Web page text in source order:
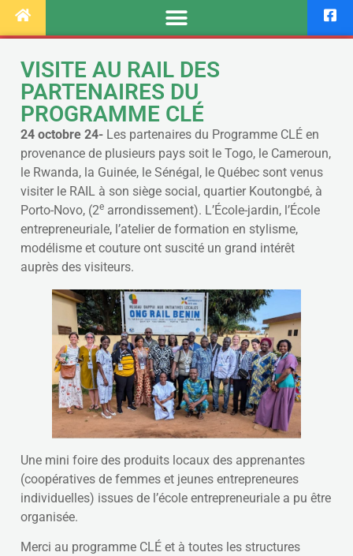
VISITE AU RAIL DES
PARTENAIRES DU
PROGRAMME CLÉ
24 octobre 24- Les partenaires du Programme CLÉ en
provenance de plusieurs pays soit le Togo, le Cameroun,
le Rwanda, la Guinée, le Sénégal, le Québec sont venus
visiter le RAIL à son siège social, quartier Koutongbé, à
Porto-Novo, (2e arrondissement). L’École-jardin, l’École
entrepreneuriale, l’atelier de formation en stylisme,
modélisme et couture ont suscité un grand intérêt
auprès des visiteurs.
Une mini foire des produits locaux des apprenantes
(coopératives de femmes et jeunes entrepreneures
individuelles) issues de l’école entrepreneuriale a pu être
organisée.
Merci au programme CLÉ et à toutes les structures